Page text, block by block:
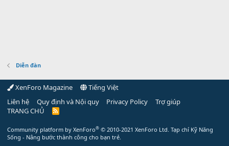
Diễn đàn
XenForo Magazine
Tiếng Việt
Liên hệ
Quy định và Nội quy Privacy Policy
Trợ giúp
TRANG CHỦ
R
Community platform by XenForo® © 2010-2021 XenForo Ltd. Tạp chí Kỹ Năng
Sống - Nâng bước thành công cho bạn trẻ.